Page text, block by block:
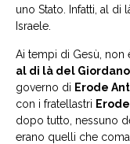
uno Stato. Infatti, al di
Israele.
Ai tempi di Gesù,
al di là del Giordano
governo di Erode
con i fratellastri
dopo tutto, nessuno
erano quelli che